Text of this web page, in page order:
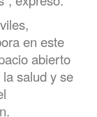
en este
abierto
salud y se